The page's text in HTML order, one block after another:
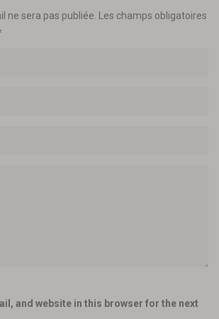
ne sera pas publiée. Les champs obligatoires
and website in this browser for the next